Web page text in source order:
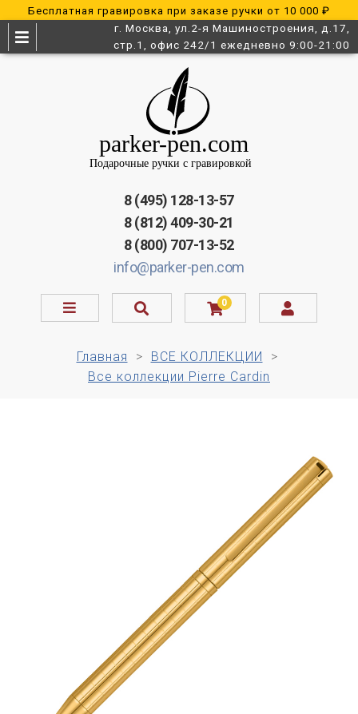
Бесплатная гравировка при заказе ручки от 10 000 ₽
г. Москва, ул.2-я Машиностроения, д.17,
стр.1, офис 242/1 ежедневно 9:00-21:00
8 (495) 128-13-57
8 (812) 409-30-21
8 (800) 707-13-52
info@parker-pen.com
0
Главная
ВСЕ КОЛЛЕКЦИИ
Все коллекции Pierre Cardin